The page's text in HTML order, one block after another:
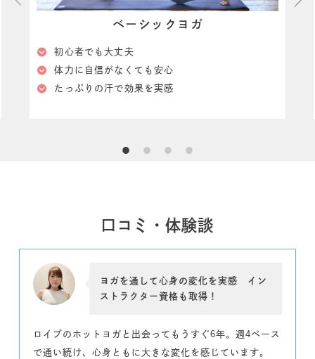
ベーシックヨガ
初心者でも大丈夫
体⼒に⾃信がなくても安⼼
たっぷりの汗で効果を実感
口コミ・体験談
ヨガを通して心身の変化を実感 イン
ストラクター資格も取得！
ロイブのホットヨガと出会ってもうすぐ6年。週4ペース
で通い続け、心身ともに大きな変化を感じています。